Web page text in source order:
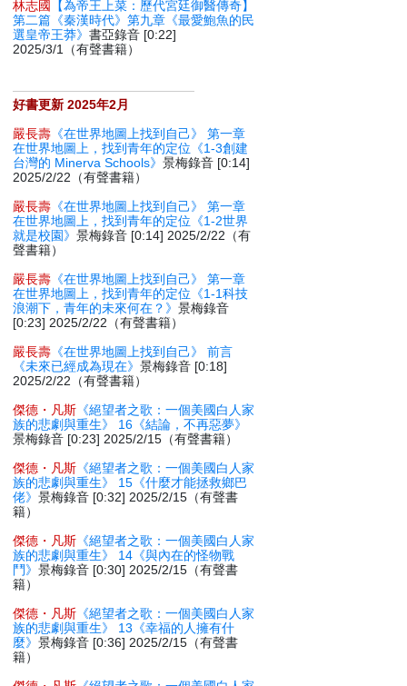
林志國
【為帝王上菜：歷代宮廷御醫傳奇】
第二篇《秦漢時代》第九章《最愛鮑魚的民
選皇帝王莽》書亞錄音 [0:22]
2025/3/1（有聲書籍）
好書更新 2025年2月
嚴長壽 《在世界地圖上找到自己》 第一章
在世界地圖上，找到青年的定位《1-3創建
台灣的 Minerva Schools》景梅錄音 [0:14]
2025/2/22（有聲書籍）
嚴長壽 《在世界地圖上找到自己》 第一章
在世界地圖上，找到青年的定位《1-2世界
就是校園》景梅錄音 [0:14] 2025/2/22（有
聲書籍）
嚴長壽 《在世界地圖上找到自己》 第一章
在世界地圖上，找到青年的定位《1-1科技
浪潮下，青年的未來何在？》景梅錄音
[0:23] 2025/2/22（有聲書籍）
嚴長壽 《在世界地圖上找到自己》 前言
《未來已經成為現在》景梅錄音 [0:18]
2025/2/22（有聲書籍）
傑德・凡斯 《絕望者之歌：一個美國白人家
族的悲劇與重生》 16《結論，不再惡夢》
景梅錄音 [0:23] 2025/2/15（有聲書籍）
傑德・凡斯 《絕望者之歌：一個美國白人家
族的悲劇與重生》 15《什麼才能拯救鄉巴
佬》景梅錄音 [0:32] 2025/2/15（有聲書
籍）
傑德・凡斯 《絕望者之歌：一個美國白人家
族的悲劇與重生》 14《與內在的怪物戰
鬥》景梅錄音 [0:30] 2025/2/15（有聲書
籍）
傑德・凡斯 《絕望者之歌：一個美國白人家
族的悲劇與重生》 13《幸福的人擁有什
麼》景梅錄音 [0:36] 2025/2/15（有聲書
籍）